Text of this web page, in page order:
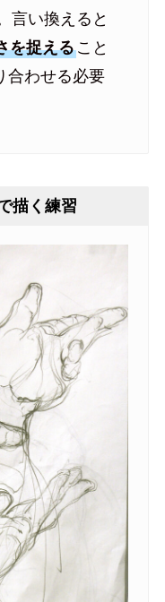
言い換えると
を捉えること
合わせる必要
描く練習